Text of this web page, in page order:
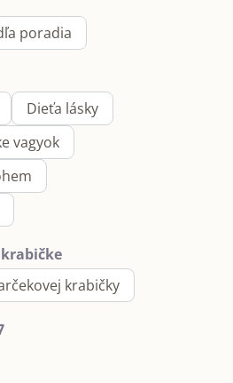
poradia
Dieťa lásky
vagyok
krabičky